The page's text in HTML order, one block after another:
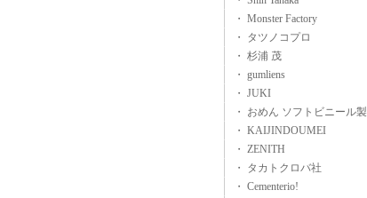
・ Monster Factory
・ タツノコプロ
・ 杉浦 茂
・ gumliens
・ JUKI
・ おめん ソフトビニール製
・ KAIJINDOUMEI
・ ZENITH
・ タカトクロバ社
・ Cementerio!